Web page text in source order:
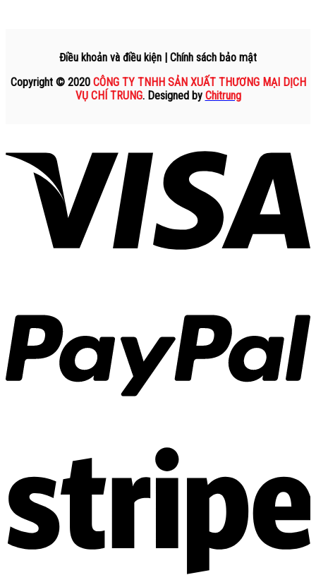
Điều khoản và điều kiện | Chính sách bảo mật
Copyright © 2020 CÔNG TY TNHH SẢN XUẤT THƯƠNG MẠI DỊCH
VỤ CHÍ TRUNG. Designed by Chitrung